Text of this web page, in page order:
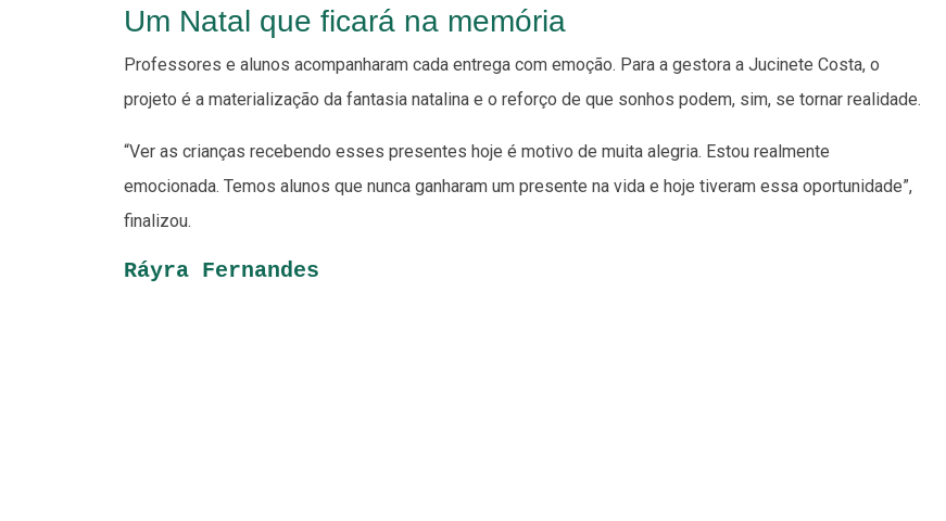
Um Natal que ficará na memória
Professores e alunos acompanharam cada entrega com emoção. Para a gestora a Jucinete Costa, o
projeto é a materialização da fantasia natalina e o reforço de que sonhos podem, sim, se tornar realidade.
“Ver as crianças recebendo esses presentes hoje é motivo de muita alegria. Estou realmente
emocionada. Temos alunos que nunca ganharam um presente na vida e hoje tiveram essa oportunidade”,
finalizou.
Ráyra Fernandes